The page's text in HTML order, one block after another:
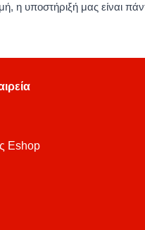
η υποστήριξή μας είναι
Eshop